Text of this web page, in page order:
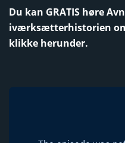
Du kan GRATIS høre
iværksætterhistorien
klikke herunder.